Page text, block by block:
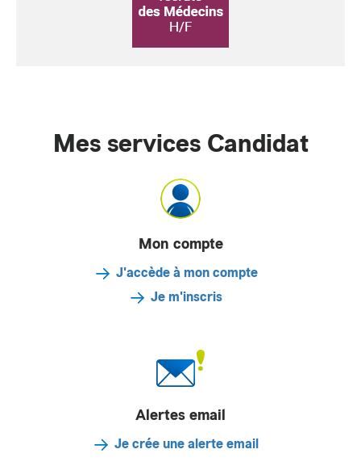
Mes services Candidat
Mon compte
J'accède à mon compte
Je m'inscris
Alertes email
Je crée une alerte email